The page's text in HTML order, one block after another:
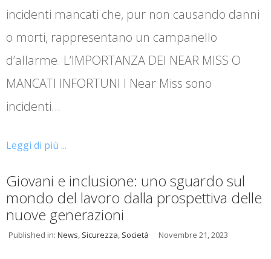
incidenti mancati che, pur non causando danni
o morti, rappresentano un campanello
d’allarme. L’IMPORTANZA DEI NEAR MISS O
MANCATI INFORTUNI I Near Miss sono
incidenti…
Leggi di più ...
Giovani e inclusione: uno sguardo sul
mondo del lavoro dalla prospettiva delle
nuove generazioni
Published in: News, Sicurezza, Società Novembre 21, 2023